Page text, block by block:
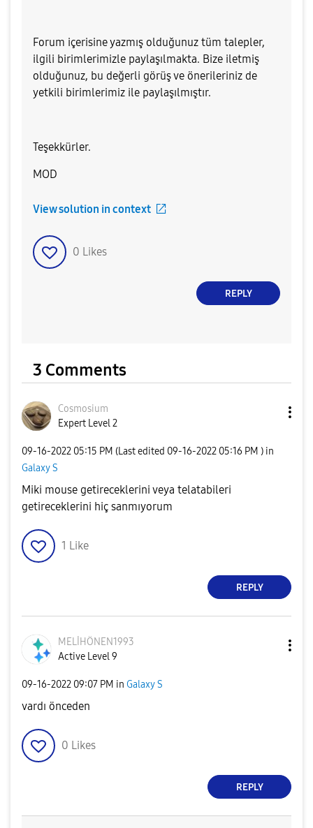
Forum içerisine yazmış olduğunuz tüm talepler,
ilgili birimlerimizle paylaşılmakta. Bize iletmiş
olduğunuz, bu değerli görüş ve önerileriniz de
yetkili birimlerimiz ile paylaşılmıştır.
Teşekkürler.
MOD
View solution in context
0 Likes
REPLY
3 Comments
Cosmosium
Expert Level 2
‎09-16-2022 05:15 PM (Last edited ‎09-16-2022 05:16 PM ) in
Galaxy S
Miki mouse getireceklerini veya telatabileri
getireceklerini hiç sanmıyorum
1 Like
REPLY
MELİHÖNEN1993
Active Level 9
‎09-16-2022 09:07 PM in Galaxy S
vardı önceden
0 Likes
REPLY